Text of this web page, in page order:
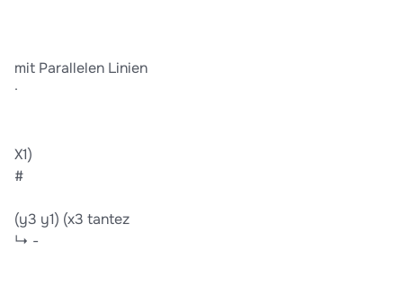
mit Parallelen Linien
·
X1)
#
(y3 y1) (x3 tantez
↳ -